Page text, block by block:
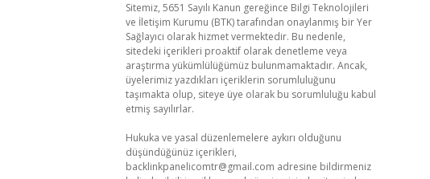
Sitemiz, 5651 Sayılı Kanun gereğince Bilgi Teknolojileri
ve İletişim Kurumu (BTK) tarafından onaylanmış bir Yer
Sağlayıcı olarak hizmet vermektedir. Bu nedenle,
sitedeki içerikleri proaktif olarak denetleme veya
araştırma yükümlülüğümüz bulunmamaktadır. Ancak,
üyelerimiz yazdıkları içeriklerin sorumluluğunu
taşımakta olup, siteye üye olarak bu sorumluluğu kabul
etmiş sayılırlar.
Hukuka ve yasal düzenlemelere aykırı olduğunu
düşündüğünüz içerikleri,
backlinkpanelicomtr@gmail.com adresine bildirmeniz